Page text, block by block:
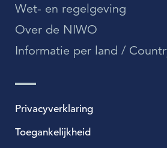
Wet- en regelgeving
Over de NIWO
Informatie per land /
Privacyverklaring
Toegankelijkheid